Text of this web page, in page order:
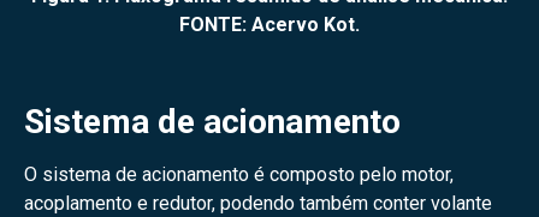
FONTE: Acervo Kot.
Sistema de acionamento
O sistema de acionamento é composto pelo motor,
acoplamento e redutor, podendo também conter volante